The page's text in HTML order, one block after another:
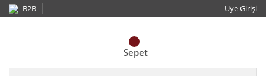
B2B Üye Girişi
Sepet